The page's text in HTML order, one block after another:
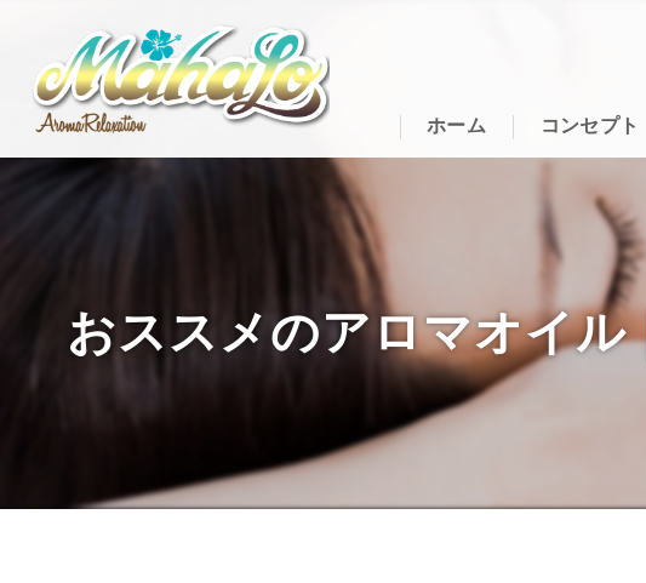
ホーム コンセプト
おススメのアロマオイル